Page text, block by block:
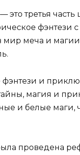
третья
фэнтези
меча и
и
магия и
и белые маги,
проведена